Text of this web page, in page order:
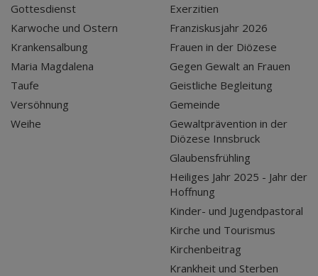
Gottesdienst
Karwoche und Ostern
Krankensalbung
Maria Magdalena
Taufe
Versöhnung
Weihe
Exerzitien
Franziskusjahr 2026
Frauen in der Diözese
Gegen Gewalt an Frauen
Geistliche Begleitung
Gemeinde
Gewaltprävention in der
Diözese Innsbruck
Glaubensfrühling
Heiliges Jahr 2025 - Jahr der
Hoffnung
Kinder- und Jugendpastoral
Kirche und Tourismus
Kirchenbeitrag
Krankheit und Sterben